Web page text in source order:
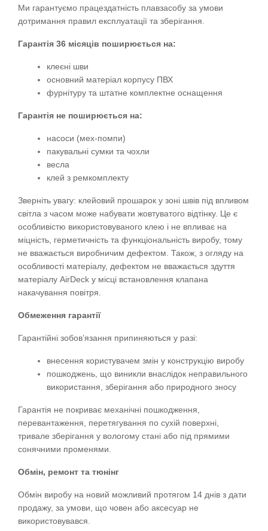
Ми гарантуємо працездатність плавзасобу за умови
дотримання правил експлуатації та зберігання.
Гарантія 36 місяців поширюється на:
клеєні шви
основний матеріал корпусу ПВХ
фурнітуру та штатне комплектне оснащення
Гарантія не поширюється на:
насоси (мех-помпи)
пакувальні сумки та чохли
весла
клей з ремкомплекту
Зверніть увагу: клейовий прошарок у зоні швів під впливом
світла з часом може набувати жовтуватого відтінку. Це є
особливістю використовуваного клею і не впливає на
міцність, герметичність та функціональність виробу, тому
не вважається виробничим дефектом. Також, з огляду на
особливості матеріалу, дефектом не вважається здуття
матеріалу AirDeck у місці встановлення клапана
накачування повітря.
Обмеження гарантії
Гарантійні зобов’язання припиняються у разі:
внесення користувачем змін у конструкцію виробу
пошкоджень, що виникли внаслідок неправильного
використання, зберігання або природного зносу
Гарантія не покриває механічні пошкодження,
перевантаження, перетягування по сухій поверхні,
тривале зберігання у вологому стані або під прямими
сонячними променями.
Обмін, ремонт та тюнінг
Обмін виробу на новий можливий протягом 14 днів з дати
продажу, за умови, що човен або аксесуар не
використовувався.